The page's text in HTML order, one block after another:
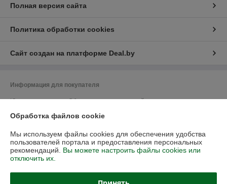
Полная версия сайта
Политика обработки cookies
Сайт создан на платформе Deal.by
Информация для покупателя
Юридическое лицо:Общество с ограниченной ответственностью
г.Минск, ул.Чернышевского 10А, каб.104
Регистрационный номер ЕГР: 193458078
УНП: 193458078
Дата регистрации компании: 20.08.2020
Обработка файлов cookie
Мы используем файлы cookies для обеспечения удобства
пользователей портала и предоставления персональных
рекомендаций. Вы можете настроить файлы cookies или
отключить их.